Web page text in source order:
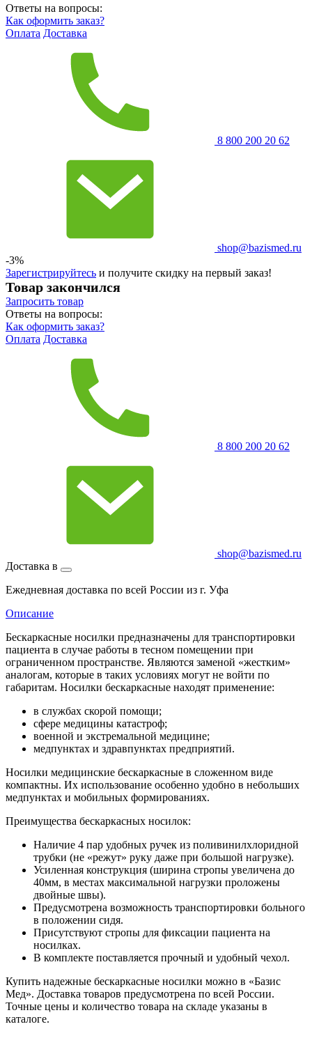
Ответы на вопросы:
Как оформить заказ?
Оплата Доставка
8 800 200 20 62
shop@bazismed.ru
-3%
Зарегистрируйтесь и получите скидку на первый заказ!
Товар закончился
Запросить товар
Ответы на вопросы:
Как оформить заказ?
Оплата Доставка
8 800 200 20 62
shop@bazismed.ru
Доставка в
Ежедневная доставка по всей России из г. Уфа
Описание
Бескаркасные носилки предназначены для транспортировки
пациента в случае работы в тесном помещении при
ограниченном пространстве. Являются заменой «жестким»
аналогам, которые в таких условиях могут не войти по
габаритам. Носилки бескаркасные находят применение:
в службах скорой помощи;
сфере медицины катастроф;
военной и экстремальной медицине;
медпунктах и здравпунктах предприятий.
Носилки медицинские бескаркасные в сложенном виде
компактны. Их использование особенно удобно в небольших
медпунктах и мобильных формированиях.
Преимущества бескаркасных носилок:
Наличие 4 пар удобных ручек из поливинилхлоридной
трубки (не «режут» руку даже при большой нагрузке).
Усиленная конструкция (ширина стропы увеличена до
40мм, в местах максимальной нагрузки проложены
двойные швы).
Предусмотрена возможность транспортировки больного
в положении сидя.
Присутствуют стропы для фиксации пациента на
носилках.
В комплекте поставляется прочный и удобный чехол.
Купить надежные бескаркасные носилки можно в «Базис
Мед». Доставка товаров предусмотрена по всей России.
Точные цены и количество товара на складе указаны в
каталоге.